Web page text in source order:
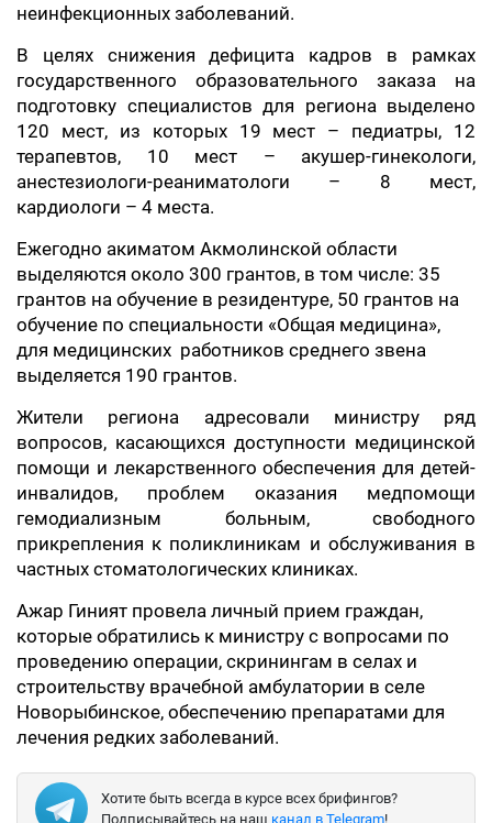
неинфекционных заболеваний.
В целях снижения дефицита кадров в рамках
государственного образовательного заказа на
подготовку специалистов для региона выделено
120 мест, из которых 19 мест – педиатры, 12
терапевтов, 10 мест – акушер-гинекологи,
анестезиологи-реаниматологи – 8 мест,
кардиологи – 4 места.
Ежегодно акиматом Акмолинской области
выделяются около 300 грантов, в том числе: 35
грантов на обучение в резидентуре, 50 грантов на
обучение по специальности «Общая медицина»,
для медицинских работников среднего звена
выделяется 190 грантов.
Жители региона адресовали министру ряд
вопросов, касающихся доступности медицинской
помощи и лекарственного обеспечения для детей-
инвалидов, проблем оказания медпомощи
гемодиализным больным, свободного
прикрепления к поликлиникам и обслуживания в
частных стоматологических клиниках.
Ажар Гиният провела личный прием граждан,
которые обратились к министру с вопросами по
проведению операции, скринингам в селах и
строительству врачебной амбулатории в селе
Новорыбинское, обеспечению препаратами для
лечения редких заболеваний.
Хотите быть всегда в курсе всех брифингов?
Подписывайтесь на наш канал в Telegram!